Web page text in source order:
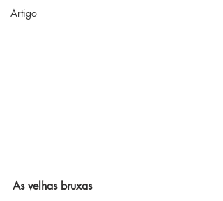
Artigo
As velhas bruxas